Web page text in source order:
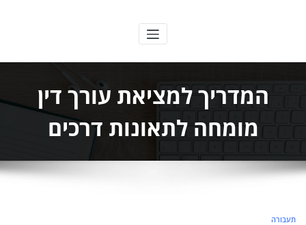
המדריך המשפטי שלך
המדריך למציאת עורך דין
מומחה לתאונות דרכים
תעבורה